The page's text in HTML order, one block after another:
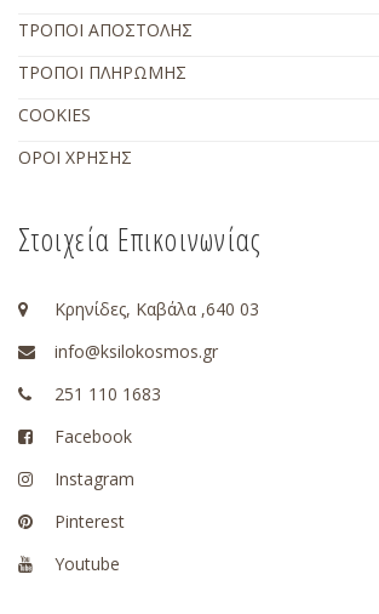
ΤΡΟΠΟΙ ΑΠΟΣΤΟΛΗΣ
ΤΡΟΠΟΙ ΠΛΗΡΩΜΗΣ
COOKIES
ΟΡΟΙ ΧΡΗΣΗΣ
Στοιχεία Επικοινωνίας
Κρηνίδες, Καβάλα ,640 03
info@ksilokosmos.gr
251 110 1683
Facebook
Instagram
Pinterest
Youtube